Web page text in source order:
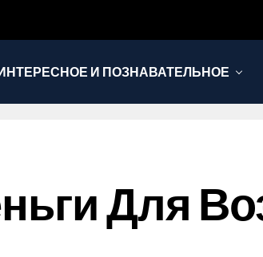
И ПОЗНАВАТЕЛЬНОЕ
Для